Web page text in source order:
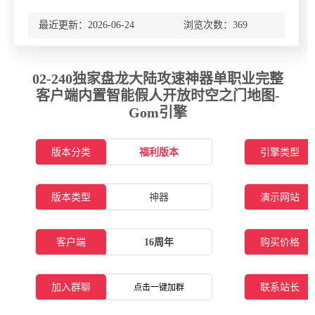
最近更新：2026-06-24 浏览次数： 369
02-240独家盘龙大陆攻速神器单职业完整
客户端内置智能假人开放时空之门地图-
Gom引擎
版本分类 福利版本 引擎类型
版本类型 神器 演示网站
客户端 16周年 购买价格
加入群聊 点击一键加群 联系站长